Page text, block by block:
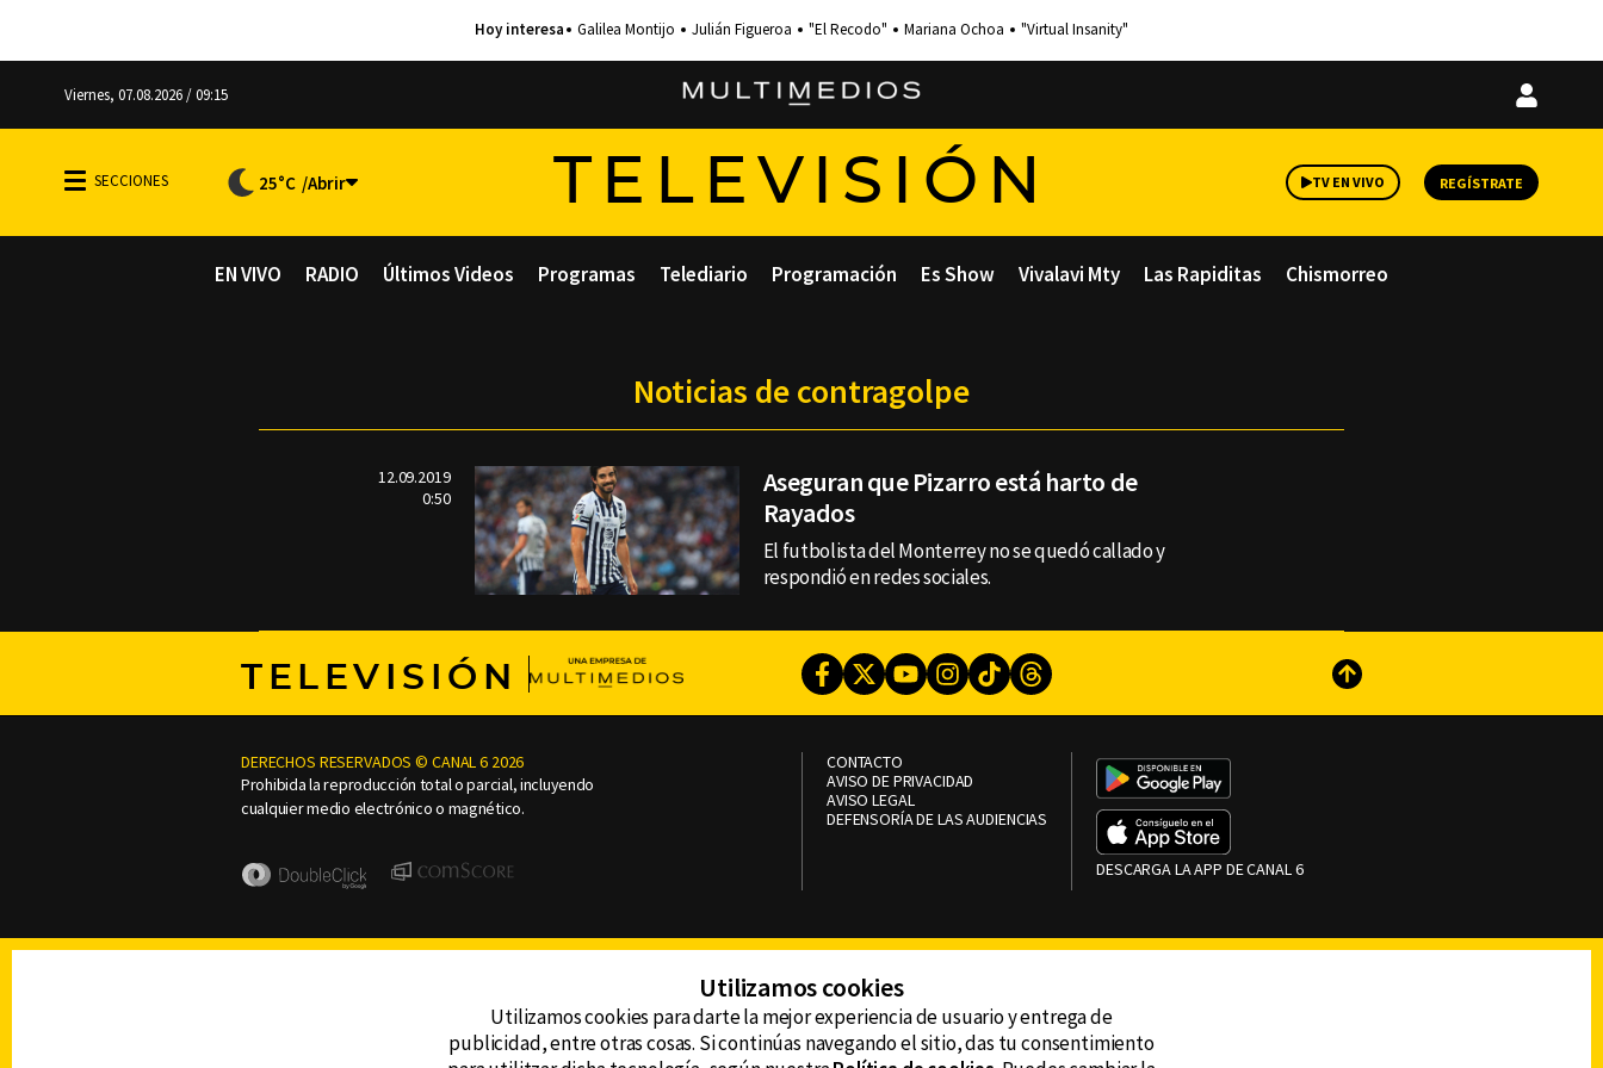
Galilea Montijo Julián Figueroa "El Recodo" Mariana Ochoa "Virtual Insanity"
Viernes, 07.08.2026 / 09:15
Iniciar
25°C TELEVISIÓN TV EN VIVO REGÍSTRATE
EN VIVO RADIO Últimos Videos Programas Telediario Programación Es Show Vivalavi Mty Las Rapiditas Chismorreo
Noticias de contragolpe
12.09.2019
0:50
Aseguran que Pizarro está harto de
Rayados
El futbolista del Monterrey no se quedó callado y
respondió en redes sociales.
TELEVISIÓN Facebook
TwitterYoutubeInstagram
TikTokThreads Subir
DERECHOS RESERVADOS © CANAL 6 2026
Prohibida la reproducción total o parcial, incluyendo
cualquier medio electrónico o magnético.
CONTACTO
AVISO DE PRIVACIDAD
AVISO LEGAL
DEFENSORÍA DE LAS AUDIENCIAS
DESCARGA LA APP DE CANAL 6
Utilizamos cookies
Utilizamos cookies para darte la mejor experiencia de usuario y entrega de
publicidad, entre otras cosas. Si continúas navegando el sitio, das tu consentimiento